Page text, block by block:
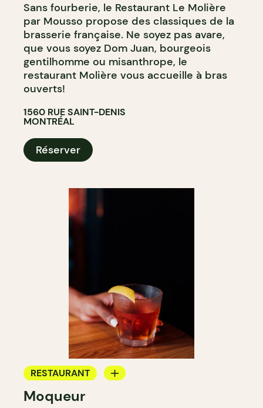
Sans fourberie, le Restaurant Le Molière
par Mousso propose des classiques de la
brasserie française. Ne soyez pas avare,
que vous soyez Dom Juan, bourgeois
gentilhomme ou misanthrope, le
restaurant Molière vous accueille à bras
ouverts!
1560 RUE SAINT-DENIS
MONTRÉAL
Réserver
RESTAURANT
BAR
Moqueur